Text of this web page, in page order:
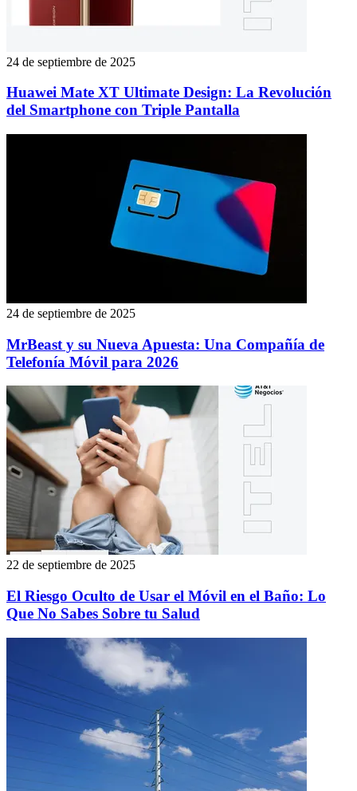
24 de septiembre de 2025
Huawei Mate XT Ultimate Design: La Revolución
del Smartphone con Triple Pantalla
24 de septiembre de 2025
MrBeast y su Nueva Apuesta: Una Compañía de
Telefonía Móvil para 2026
22 de septiembre de 2025
El Riesgo Oculto de Usar el Móvil en el Baño: Lo
Que No Sabes Sobre tu Salud